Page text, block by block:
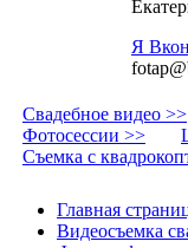
Я
Свадебное видео >>
Фотосессии >>
Съемка с
Главная
Видеосъемка